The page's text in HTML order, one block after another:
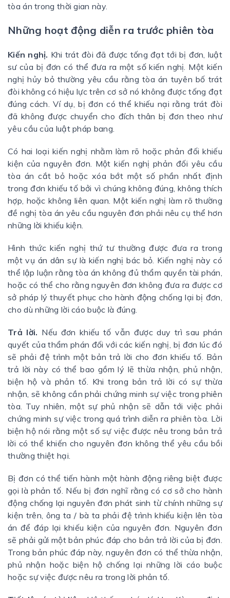
tòa án trong thời gian này.
Những hoạt động diễn ra trước phiên tòa
Kiến nghị. Khi trát đòi đã được tống đạt tới bị đơn, luật
sư của bị đơn có thể đưa ra một số kiến nghị. Một kiến
nghị hủy bỏ thường yêu cầu rằng tòa án tuyên bố trát
đòi không có hiệu lực trên cơ sở nó không được tống đạt
đúng cách. Ví dụ, bị đơn có thể khiếu nại rằng trát đòi
đã không được chuyển cho đích thân bị đơn theo như
yêu cầu của luật pháp bang.
Có hai loại kiến nghị nhằm làm rõ hoặc phản đối khiếu
kiện của nguyên đơn. Một kiến nghị phản đối yêu cầu
tòa án cắt bỏ hoặc xóa bớt một số phần nhất định
trong đơn khiếu tố bởi vì chúng không đúng, không thích
hợp, hoặc không liên quan. Một kiến nghị làm rõ thường
đề nghị tòa án yêu cầu nguyên đơn phải nêu cụ thể hơn
những lời khiếu kiện.
Hình thức kiến nghị thứ tư thường được đưa ra trong
một vụ án dân sự là kiến nghị bác bỏ. Kiến nghị này có
thể lập luận rằng tòa án không đủ thẩm quyền tài phán,
hoặc có thể cho rằng nguyên đơn không đưa ra được cơ
sở pháp lý thuyết phục cho hành động chống lại bị đơn,
cho dù những lời cáo buộc là đúng.
Trả lời. Nếu đơn khiếu tố vẫn được duy trì sau phán
quyết của thẩm phán đối với các kiến nghị, bị đơn lúc đó
sẽ phải đệ trình một bản trả lời cho đơn khiếu tố. Bản
trả lời này có thể bao gồm lý lẽ thừa nhận, phủ nhận,
biện hộ và phản tố. Khi trong bản trả lời có sự thừa
nhận, sẽ không cần phải chứng minh sự việc trong phiên
tòa. Tuy nhiên, một sự phủ nhận sẽ dẫn tới việc phải
chứng minh sự việc trong quá trình diễn ra phiên tòa. Lời
biện hộ nói rằng một số sự việc được nêu trong bản trả
lời có thể khiến cho nguyên đơn không thể yêu cầu bồi
thường thiệt hại.
Bị đơn có thể tiến hành một hành động riêng biệt được
gọi là phản tố. Nếu bị đơn nghĩ rằng có cơ sở cho hành
động chống lại nguyên đơn phát sinh từ chính những sự
kiện trên, ông ta / bà ta phải đệ trình khiếu kiện lên tòa
án để đáp lại khiếu kiện của nguyên đơn. Nguyên đơn
sẽ phải gửi một bản phúc đáp cho bản trả lời của bị đơn.
Trong bản phúc đáp này, nguyên đơn có thể thừa nhận,
phủ nhận hoặc biện hộ chống lại những lời cáo buộc
hoặc sự việc được nêu ra trong lời phản tố.